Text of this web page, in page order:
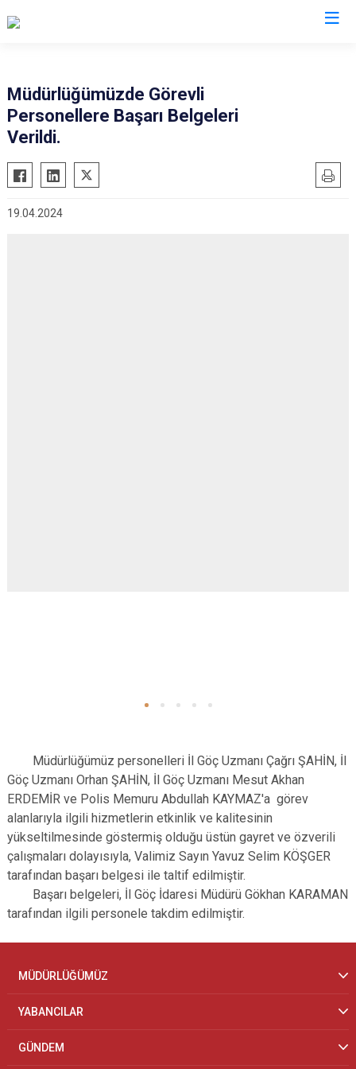
Müdürlüğümüzde Görevli
Personellere Başarı Belgeleri
Verildi.
19.04.2024
Müdürlüğümüz personelleri İl Göç Uzmanı Çağrı ŞAHİN, İl
Göç Uzmanı Orhan ŞAHİN, İl Göç Uzmanı Mesut Akhan
ERDEMİR ve Polis Memuru Abdullah KAYMAZ'a görev
alanlarıyla ilgili hizmetlerin etkinlik ve kalitesinin
yükseltilmesinde göstermiş olduğu üstün gayret ve özverili
çalışmaları dolayısıyla, Valimiz Sayın Yavuz Selim KÖŞGER
tarafından başarı belgesi ile taltif edilmiştir.
Başarı belgeleri, İl Göç İdaresi Müdürü Gökhan KARAMAN
tarafından ilgili personele takdim edilmiştir.
MÜDÜRLÜĞÜMÜZ
YABANCILAR
GÜNDEM